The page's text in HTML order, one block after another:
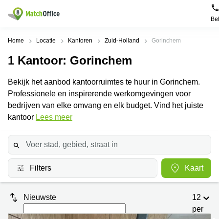
Bel
Huren / Verhuren
Productpagina's
Kantoorruimten
Business
Centers
Coworking
Vergaderruimten
Virtueel
Kantoor
Populaire
Alkmaar
Amsterdam
Oost
Amsterdam
Westpoort
Bergen
op
Zoom
Amersfoort
Breda
Populaire
Kantoorruimte
in Breda
Kantoor
Bergen
op
Zoom
Kantoor
huren
Kantoor
huren
Help
Over ons
Voeg je kantoorruimte toe
Huurprijs
Log in
Home Locatie Kantoren Zuid-Holland Gorinchem
1 Kantoor: Gorinchem
Bekijk het aanbod kantoorruimtes te huur in Gorinchem.
Professionele en inspirerende werkomgevingen voor
bedrijven van elke omvang en elk budget. Vind het juiste
kantoor Lees meer
Filters Kaart
Nieuwste
12
per